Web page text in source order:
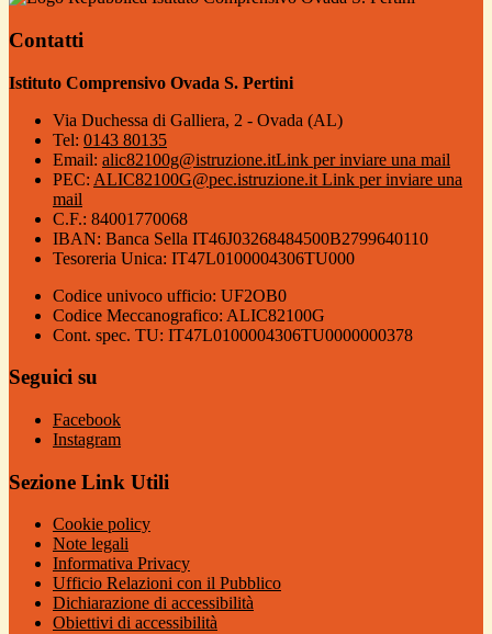
Contatti
Istituto Comprensivo Ovada S. Pertini
Via Duchessa di Galliera, 2 - Ovada (AL)
Tel: 0143 80135
Email: alic82100g@istruzione.itLink per inviare una mail
PEC: ALIC82100G@pec.istruzione.it Link per inviare una
mail
C.F.: 84001770068
IBAN: Banca Sella IT46J03268484500B2799640110
Tesoreria Unica: IT47L0100004306TU000
Codice univoco ufficio: UF2OB0
Codice Meccanografico: ALIC82100G
Cont. spec. TU: IT47L0100004306TU0000000378
Seguici su
Facebook
Instagram
Sezione Link Utili
Cookie policy
Note legali
Informativa Privacy
Ufficio Relazioni con il Pubblico
Dichiarazione di accessibilità
Obiettivi di accessibilità